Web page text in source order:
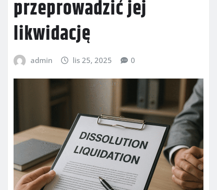
przeprowadzić jej
likwidację
admin lis 25, 2025 0